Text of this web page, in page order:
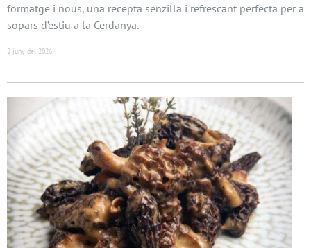
formatge i nous, una recepta senzilla i refrescant perfecta per a
sopars d’estiu a la Cerdanya.
2 juny del 2026